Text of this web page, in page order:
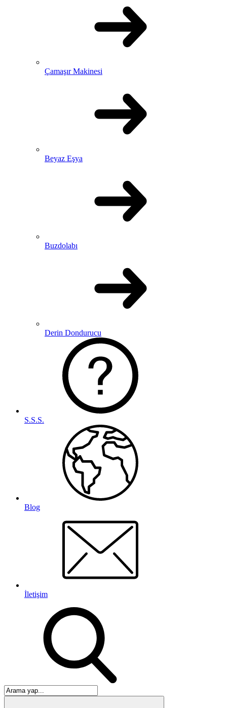
Çamaşır Makinesi
Beyaz Eşya
Buzdolabı
Derin Dondurucu
S.S.S.
Blog
İletişim